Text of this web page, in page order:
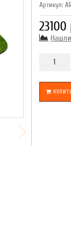
Артикул:
23100